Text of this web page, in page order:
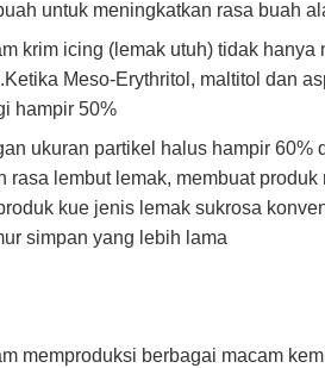
untuk meningkatkan rasa buah
krim icing (lemak utuh) tidak hanya
Meso-Erythritol, maltitol dan
hampir 50%
ukuran partikel halus hampir 60%
rasa lembut lemak, membuat
kue jenis lemak sukrosa
simpan yang lebih lama
memproduksi berbagai macam